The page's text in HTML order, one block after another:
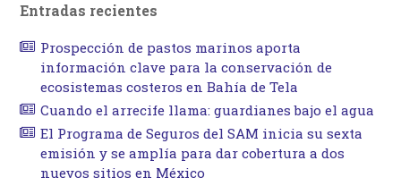
Entradas recientes
Prospección de pastos marinos aporta
información clave para la conservación de
ecosistemas costeros en Bahía de Tela
Cuando el arrecife llama: guardianes bajo el agua
El Programa de Seguros del SAM inicia su sexta
emisión y se amplía para dar cobertura a dos
nuevos sitios en México